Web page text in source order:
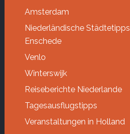
Amsterdam
Niederländische Städtetipps
Enschede
Venlo
Winterswijk
Reiseberichte Niederlande
Tagesausflugstipps
Veranstaltungen in Holland